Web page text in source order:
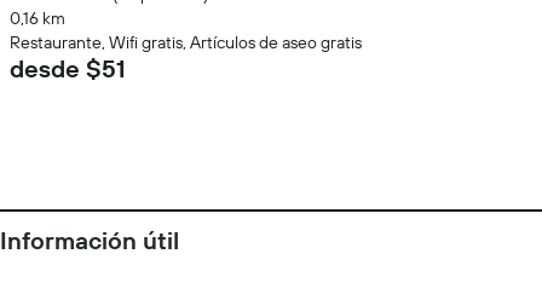
0,16 km
Restaurante, Wifi gratis, Artículos de aseo gratis
desde $51
Información útil